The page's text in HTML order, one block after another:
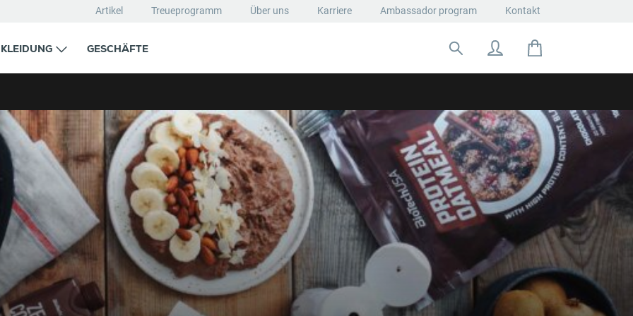
Artikel Treueprogramm Über uns Karriere Ambassador program Kontakt
KLEIDUNG GESCHÄFTE
Suche nach: